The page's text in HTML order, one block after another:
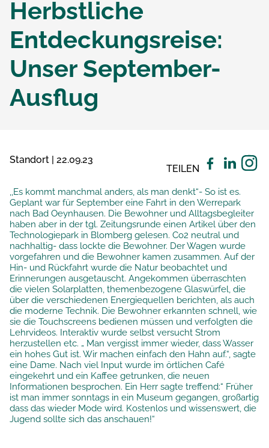
Herbstliche
Entdeckungsreise:
Unser September-
Ausflug
Standort | 22.09.23
TEILEN
,,Es kommt manchmal anders, als man denkt“- So ist es.
Geplant war für September eine Fahrt in den Werrepark
nach Bad Oeynhausen. Die Bewohner und Alltagsbegleiter
haben aber in der tgl. Zeitungsrunde einen Artikel über den
Technologiepark in Blomberg gelesen. Co2 neutral und
nachhaltig- dass lockte die Bewohner. Der Wagen wurde
vorgefahren und die Bewohner kamen zusammen. Auf der
Hin- und Rückfahrt wurde die Natur beobachtet und
Erinnerungen ausgetauscht. Angekommen überraschten
die vielen Solarplatten, themenbezogene Glaswürfel, die
über die verschiedenen Energiequellen berichten, als auch
die moderne Technik. Die Bewohner erkannten schnell, wie
sie die Touchscreens bedienen müssen und verfolgten die
Lehrvideos. Interaktiv wurde selbst versucht Strom
herzustellen etc. „ Man vergisst immer wieder, dass Wasser
ein hohes Gut ist. Wir machen einfach den Hahn auf.“, sagte
eine Dame. Nach viel Input wurde im örtlichen Café
eingekehrt und ein Kaffee getrunken, die neuen
Informationen besprochen. Ein Herr sagte treffend:“ Früher
ist man immer sonntags in ein Museum gegangen, großartig
dass das wieder Mode wird. Kostenlos und wissenswert, die
Jugend sollte sich das anschauen!“